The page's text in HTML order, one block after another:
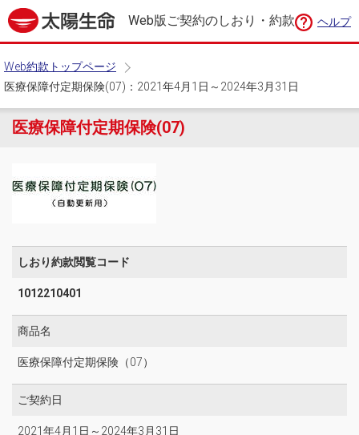
Web版ご契約のしおり・約款 ヘルプ
Web約款トップページ
医療保障付定期保険(07)：2021年4月1日～2024年3月31日
医療保障付定期保険(07)
しおり約款閲覧コード
1012210401
商品名
医療保障付定期保険（07）
ご契約日
2021年4月1日～2024年3月31日